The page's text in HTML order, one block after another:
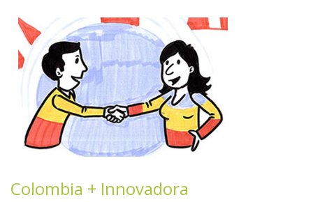
Colombia + Innovadora